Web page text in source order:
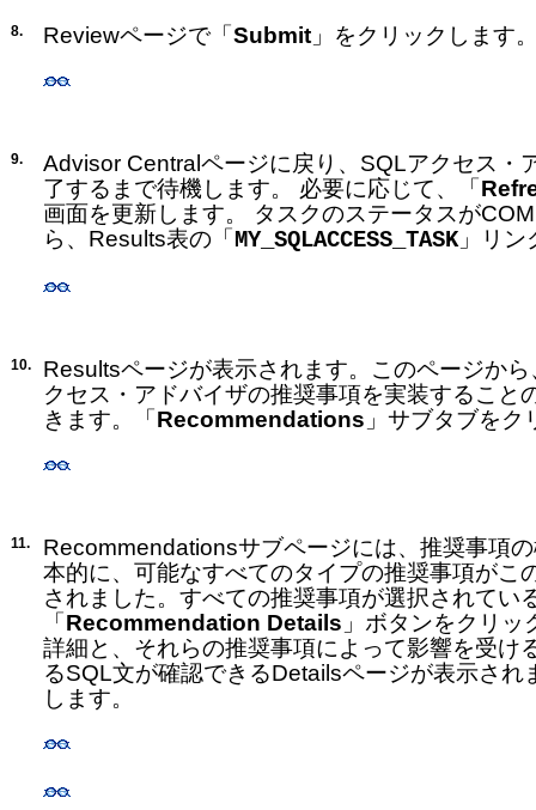
8. Reviewページで「 Submit 」をクリックします
9.
Advisor Centralページに戻り、SQLアクセス・
了するまで待機します。 必要に応じて、「
画面を更新します。 タスクのステータスが
ら、Results表の「 MY_SQLACCESS_TASK」リン
10.
Resultsページが表示されます。このページか
クセス・アドバイザの推奨事項を実装すること
きます。「 Recommendations 」サブタブをク
11.
Recommendationsサブページには、推奨事項
本的に、可能なすべてのタイプの推奨事項がこ
されました。すべての推奨事項が選択されてい
「 Recommendation Details 」ボタンをクリ
詳細と、それらの推奨事項によって影響を受け
るSQL文が確認できるDetailsページが表示され
します。